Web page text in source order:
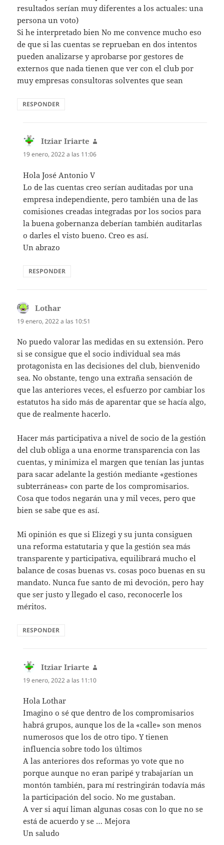
resultados serían muy diferentes a los actuales: una
persona un voto)
Si he interpretado bien No me convence mucho eso
de que si las cuentas se reprueban en dos intentos
pueden analizarse y aprobarse por gestores de
externos que nada tienen que ver con el club por
muy empresas consultoras solventes que sean
RESPONDER
Itziar Iriarte
19 enero, 2022 a las 11:06
Hola José Antonio V
Lo de las cuentas creo serían auditadas por una
empresa independiente, pero también una de las
comisiones creadas integradas por los socios para
la buena gobernanza deberían también auditarlas
o darles el visto bueno. Creo es así.
Un abrazo
RESPONDER
Lothar
19 enero, 2022 a las 10:51
No puedo valorar las medidas en su extensión. Pero
si se consigue que el socio individual sea más
protagonista en las decisiones del club, bienvenido
sea. No obstante, tengo una extraña sensación de
que las anteriores veces, el esfuerzo por cambiar los
estatutos ha sido más de aparentar que se hacía algo,
que de realmente hacerlo.
Hacer más participativa a nivel de socio de la gestión
del club obliga a una enorme transparencia con las
cuentas, y minimiza el margen que tenían las juntas
para sacar adelante la gestión mediante «gestiones
subterráneas» con parte de los compromisarios.
Cosa que todos negarán una y mil veces, pero que
bien se sabe que es así.
Mi opinión es que si Elizegi y su junta consiguen
una reforma estatutaria y que la gestión sea más
transparente y participativa, equilibrará mucho el
balance de cosas buenas vs. cosas poco buenas en su
mandato. Nunca fue santo de mi devoción, pero hay
que ser justo y llegado el caso, reconocerle los
méritos.
RESPONDER
Itziar Iriarte
19 enero, 2022 a las 11:10
Hola Lothar
Imagino o sé que dentro de los compromisarios
habrá grupos, aunque los de la «calle» son menos
numerosos que los de otro tipo. Y tienen
influencia sobre todo los últimos
A las anteriores dos reformas yo vote que no
porque aunque no eran paripé y trabajarían un
montón también, para mí restringirán todavía más
la participación del socio. No me gustaban.
A ver si aquí liman algunas cosas con lo que no se
está de acuerdo y se … Mejora
Un saludo